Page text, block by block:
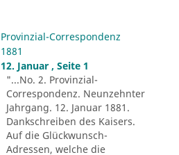
Provinzial-Correspondenz
1881
12. Januar , Seite 1
"...No. 2. Provinzial-
Correspondenz. Neunzehnter
Jahrgang. 12. Januar 1881.
Dankschreiben des Kaisers.
Auf die Glückwunsch-
Adressen, welche die